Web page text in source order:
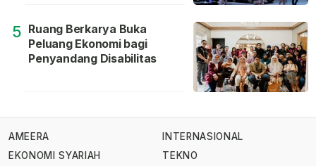
5 Ruang Berkarya Buka
Peluang Ekonomi bagi
Penyandang Disabilitas
AMEERA
EKONOMI SYARIAH
INTERNASIONAL
TEKNO